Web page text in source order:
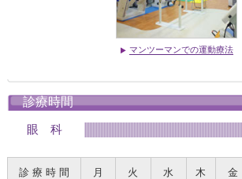
マンツーマンでの運動療法
診療時間
眼 科
診 療 時 間 月 火 水 木 金